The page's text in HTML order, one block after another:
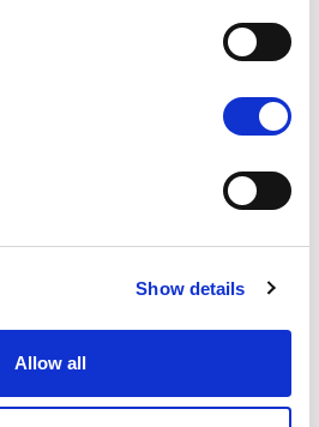
Show details
Allow all